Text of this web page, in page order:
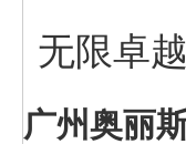
无限卓
广州奥丽